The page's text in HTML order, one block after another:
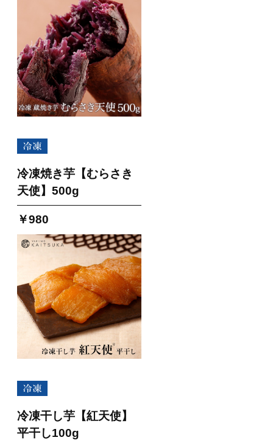
冷凍焼き芋【むらさき
天使】500g
￥980
冷凍干し芋【紅天使】
平干し100g